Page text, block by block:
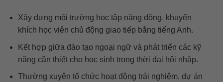
Xây dựng môi trường học tập năng động, khuyến
khích học viên chủ động giao tiếp bằng tiếng Anh.
Kết hợp giữa đào tạo ngoại ngữ và phát triển các kỹ
năng cần thiết cho học sinh trong thời đại hội nhập.
Thường xuyên tổ chức hoạt động trải nghiệm, dự án